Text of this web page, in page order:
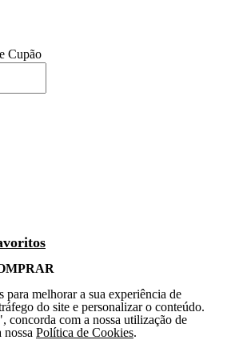
Cupão
para melhorar a sua experiência de
do site e personalizar o conteúdo.
com a nossa utilização de
nossa Política de Cookies.